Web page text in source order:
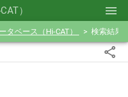
）
タベース（Hi-CAT） 検索結果